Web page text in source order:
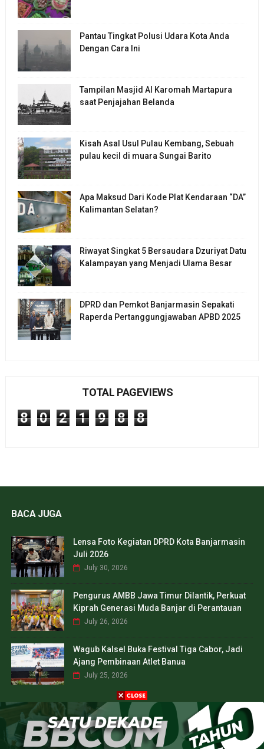
Pantau Tingkat Polusi Udara Kota Anda
Dengan Cara Ini
Tampilan Masjid Al Karomah Martapura
saat Penjajahan Belanda
Kisah Asal Usul Pulau Kembang, Sebuah
pulau kecil di muara Sungai Barito
Apa Maksud Dari Kode Plat Kendaraan “DA”
Kalimantan Selatan?
Riwayat Singkat 5 Bersaudara Dzuriyat Datu
Kalampayan yang Menjadi Ulama Besar
DPRD dan Pemkot Banjarmasin Sepakati
Raperda Pertanggungjawaban APBD 2025
TOTAL PAGEVIEWS
8 0 2 1 9 8 8
BACA JUGA
Lensa Foto Kegiatan DPRD Kota Banjarmasin
Juli 2026
July 30, 2026
Pengurus AMBB Jawa Timur Dilantik, Perkuat
Kiprah Generasi Muda Banjar di Perantauan
July 26, 2026
Wagub Kalsel Buka Festival Tiga Cabor, Jadi
Ajang Pembinaan Atlet Banua
July 25, 2026
CREATED BY SORATEMPLATES| DISTRIBUTED BY TEMPLATES